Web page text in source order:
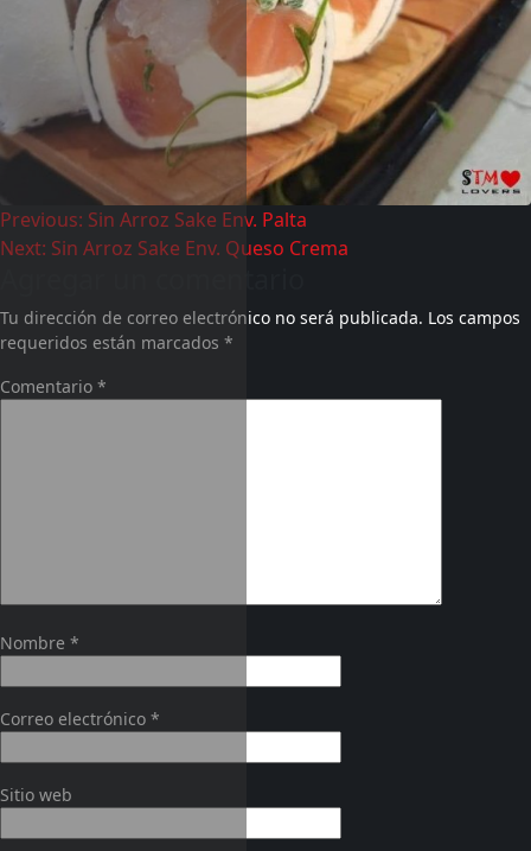
Previous: Sin Arroz Sake Env. Palta
Next: Sin Arroz Sake Env. Queso Crema
Tu dirección de correo electrónico no será publicada. Los campos
requeridos están marcados *
Comentario *
Nombre *
Correo electrónico *
Sitio web